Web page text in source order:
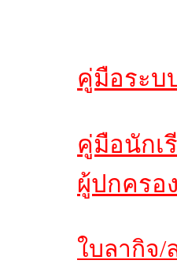
คู่มือระบ
คู่มือนักเ
ผู้ปกครอ
ใบลากิจ/